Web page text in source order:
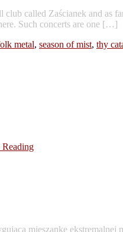
called Zaścianek and as
Such concerts are one […]
metal, season of mist, thy
mieszankę